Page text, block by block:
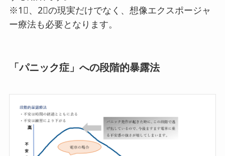
※1⃣、2⃣の現実だけでなく、想像エクスポージャ
ー療法も必要となります。
「パニック症」への段階的暴露法